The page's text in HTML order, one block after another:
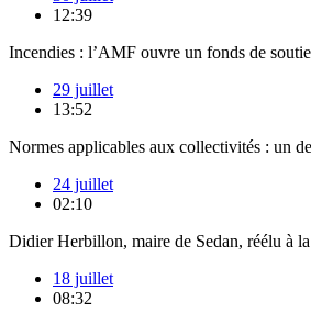
12:39
Incendies : l’AMF ouvre un fonds de
29 juillet
13:52
Normes applicables aux collectivités : un
24 juillet
02:10
Didier Herbillon, maire de Sedan, réélu à
18 juillet
08:32